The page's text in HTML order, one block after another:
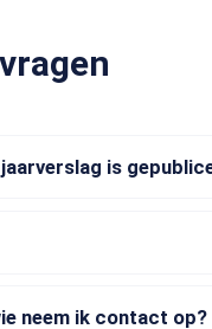
is
neem ik contact op?